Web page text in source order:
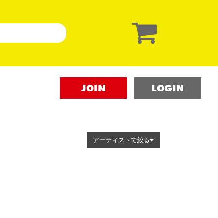
JOIN LOGIN
アーティストで絞る